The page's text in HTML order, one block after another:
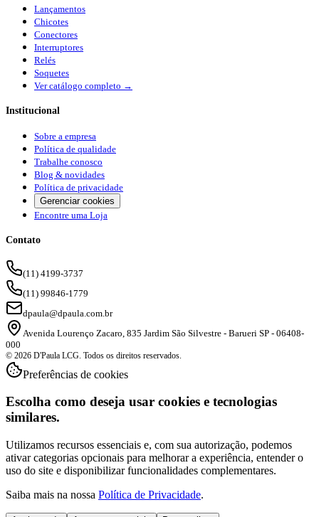
Lançamentos
Chicotes
Conectores
Interruptores
Relés
Soquetes
Ver catálogo completo →
Institucional
Sobre a empresa
Política de qualidade
Trabalhe conosco
Blog & novidades
Política de privacidade
Gerenciar cookies
Encontre uma Loja
Contato
(11) 4199-3737
(11) 99846-1779
dpaula@dpaula.com.br
Avenida Lourenço Zacaro, 835 Jardim São Silvestre - Barueri SP - 06408-
000
© 2026 D'Paula LCG. Todos os direitos reservados.
Preferências de cookies
Escolha como deseja usar cookies e tecnologias
similares.
Utilizamos recursos essenciais e, com sua autorização, podemos
ativar categorias opcionais para melhorar a experiência, entender o
uso do site e disponibilizar funcionalidades complementares.
Saiba mais na nossa Política de Privacidade.